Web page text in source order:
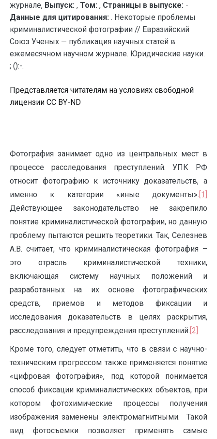
журнале, Выпуск: , Том: , Страницы в выпуске: -
Данные для цитирования: . Некоторые проблемы
криминалистической фотографии // Евразийский
Союз Ученых — публикация научных статей в
ежемесячном научном журнале. Юридические науки.
; ():-.
Представляется читателям на условиях свободной
лицензии CC BY-ND
Фотография занимает одно из центральных мест в
процессе расследования преступлений. УПК РФ
относит фотографию к источнику доказательств, а
именно к категории «иные документы». [1]
Действующее законодательство не закрепило
понятие криминалистической фотографии, но данную
проблему пытаются решить теоретики. Так, Селезнев
А.В. считает, что криминалистическая фотография –
это отрасль криминалистической техники,
включающая систему научных положений и
разработанных на их основе фотографических
средств, приемов и методов фиксации и
исследования доказательств в целях раскрытия,
расследования и предупреждения преступлений. [2]
Кроме того, следует отметить, что в связи с научно-
техническим прогрессом также применяется понятие
«цифровая фотография», под которой понимается
способ фиксации криминалистических объектов, при
котором фотохимические процессы получения
изображения заменены электромагнитными. Такой
вид фотосъемки позволяет применять самые